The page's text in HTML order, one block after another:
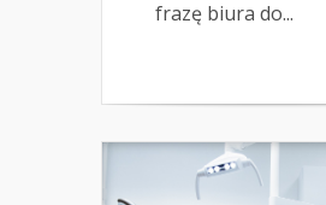
frazę biura do...